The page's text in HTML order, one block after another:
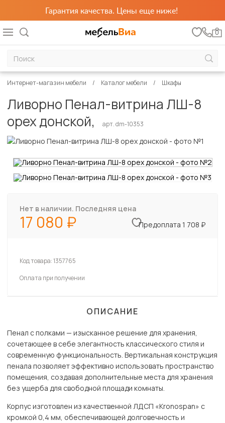
Гарантия качества. Цены еще ниже!
0
Интернет-магазин мебели Каталог мебели Шкафы
Ливорно Пенал-витрина ЛШ-8
орех донской,
арт. dm-10353
Нет в наличии. Последняя цена
17 080 Предоплата 1 708 ₽
Код товара:1357765
Оплата при получении
ОПИСАНИЕ
Пенал с полками — изысканное решение для хранения,
сочетающее в себе элегантность классического стиля и
современную функциональность. Вертикальная конструкция
пенала позволяет эффективно использовать пространство
помещения, создавая дополнительные места для хранения
без ущерба для свободной площади комнаты.
Корпус изготовлен из качественной ЛДСП «Kronospan» с
кромкой 0,4 мм, обеспечивающей долговечность и